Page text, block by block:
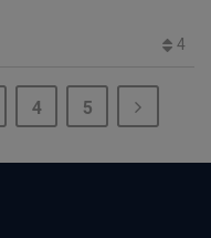
4
4 5